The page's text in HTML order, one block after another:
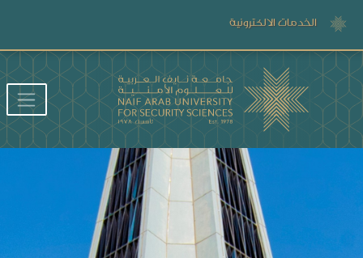
الخدمات الالكترونية